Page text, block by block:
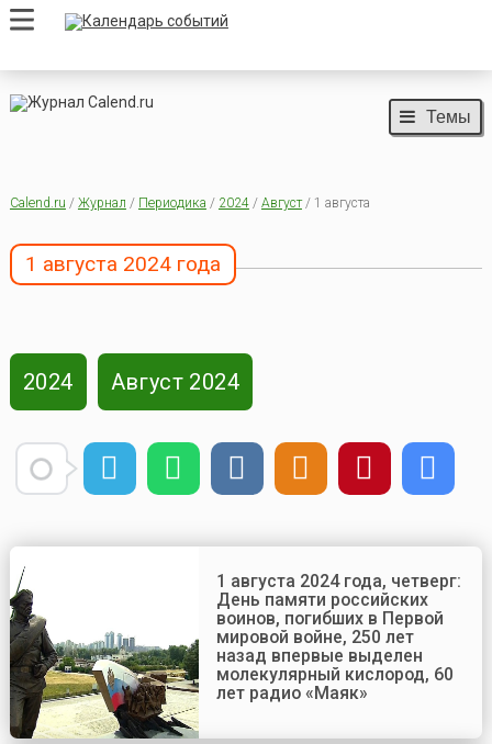
Темы
Calend.ru / Журнал / Периодика / 2024/ Август/ 1 августа
1 августа 2024 года
2024 Август 2024
1 августа 2024 года, четверг:
День памяти российских
воинов, погибших в Первой
мировой войне, 250 лет
назад впервые выделен
молекулярный кислород, 60
лет радио «Маяк»